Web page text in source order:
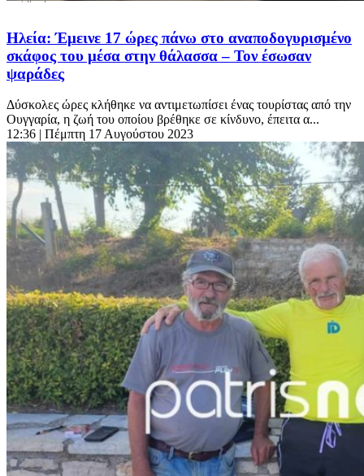
Ηλεία: Έμεινε 17 ώρες πάνω στο αναποδογυρισμένο
σκάφος του μέσα στην θάλασσα – Τον έσωσαν
ψαράδες
Δύσκολες ώρες κλήθηκε να αντιμετωπίσει ένας τουρίστας από την
Ουγγαρία, η ζωή του οποίου βρέθηκε σε κίνδυνο, έπειτα α...
12:36 | Πέμπτη 17 Αυγούστου 2023